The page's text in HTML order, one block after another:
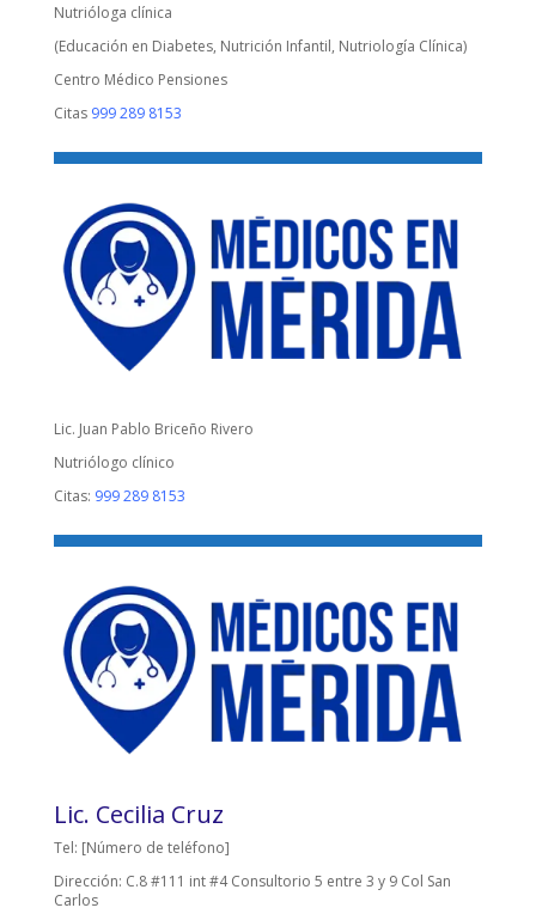
Nutrióloga clínica
(Educación en Diabetes, Nutrición Infantil, Nutriología Clínica)
Centro Médico Pensiones
Citas 999 289 8153
Lic. Juan Pablo Briceño Rivero
Nutriólogo clínico
Citas: 999 289 8153
Lic. Cecilia Cruz
Tel: [Número de teléfono]
Dirección: C.8 #111 int #4 Consultorio 5 entre 3 y 9 Col San
Carlos